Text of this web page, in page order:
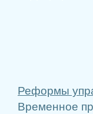
Реформы
Временное